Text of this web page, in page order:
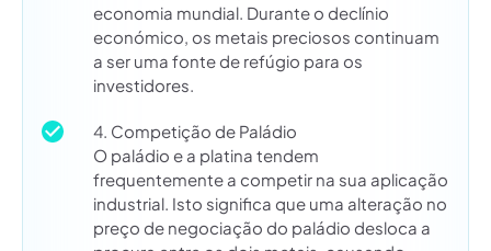
economia mundial. Durante o declínio
económico, os metais preciosos continuam
a ser uma fonte de refúgio para os
investidores.
4. Competição de Paládio
O paládio e a platina tendem
frequentemente a competir na sua aplicação
industrial. Isto significa que uma alteração no
preço de negociação do paládio desloca a